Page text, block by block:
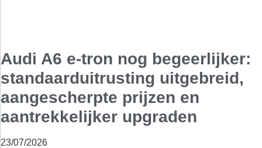
Audi A6 e-tron nog begeerlijker:
standaarduitrusting uitgebreid,
aangescherpte prijzen en
aantrekkelijker upgraden
23/07/2026